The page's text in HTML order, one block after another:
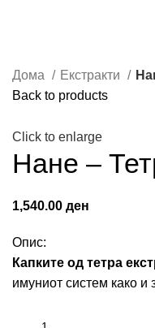
Дома Екстракти
Back to products
Click to enlarge
Нане –
1,540.00 ден
Опис:
Капките од тетра
имуниот систем како и